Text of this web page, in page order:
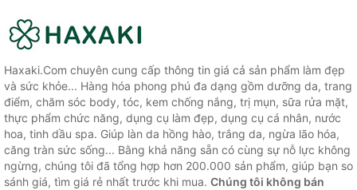
Haxaki.Com chuyên cung cấp thông tin giá cả sản phẩm làm đẹp
và sức khỏe... Hàng hóa phong phú đa dạng gồm dưỡng da, trang
điểm, chăm sóc body, tóc, kem chống nắng, trị mụn, sữa rửa mặt,
thực phẩm chức năng, dụng cụ làm đẹp, dụng cụ cá nhân, nước
hoa, tinh dầu spa. Giúp làn da hồng hào, trắng da, ngừa lão hóa,
căng tràn sức sống... Bằng khả năng sẵn có cùng sự nỗ lực không
ngừng, chúng tôi đã tổng hợp hơn 200.000 sản phẩm, giúp bạn so
sánh giá, tìm giá rẻ nhất trước khi mua. Chúng tôi không bán